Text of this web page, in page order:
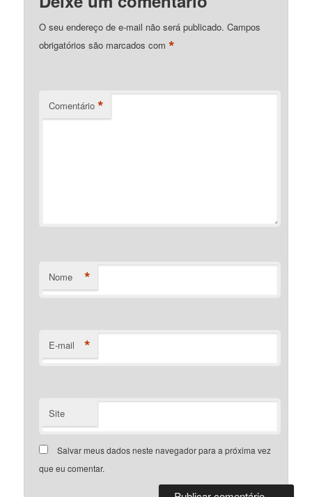
O seu endereço de e-mail não será publicado. Campos
obrigatórios são marcados com*
Comentário *
Nome *
E-mail *
Site
Salvar meus dados neste navegador para a próxima vez
que eu comentar.